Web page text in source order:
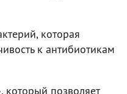
которая
к антибиотикам
который позволяет